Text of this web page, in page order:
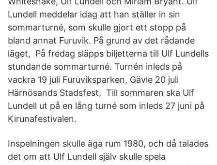
Lundell meddelar idag att han ställer in sin
sommarturné, som skulle gjort ett stopp på
bland annat Furuvik. På grund av det rådande
läget, På fredag släpps biljetterna till Ulf Lundells
stundande sommarturné. Turnén inleds på
vackra 19 juli Furuviksparken, Gävle 20 juli
Härnösands Stadsfest, Till sommaren ska Ulf
Lundell ut på en lång turné som inleds 27 juni på
Kirunafestivalen.
Inspelningen skulle äga rum 1980, och då talades
det om att Ulf Lundell själv skulle spela